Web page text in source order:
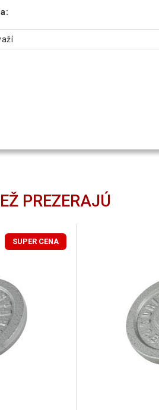
PREZERAJÚ
SUPER CENA